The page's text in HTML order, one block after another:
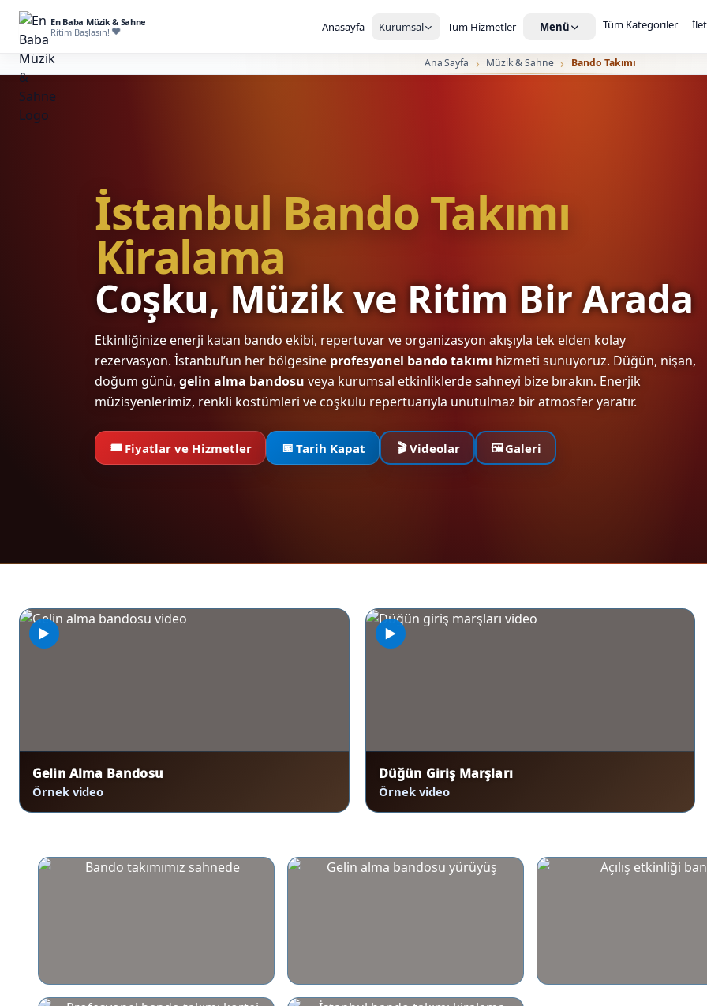
En Baba Müzik & Sahne
Ritim Başlasın!
Anasayfa Kurumsal Tüm Hizmetler Menü Tüm Kategoriler
Ana Sayfa Müzik & Sahne Bando Takımı
İstanbul Bando Takımı
Kiralama
Coşku, Müzik ve Ritim Bir Arada
Etkinliğinize enerji katan bando ekibi, repertuvar ve organizasyon akışıyla tek elden kolay
rezervasyon. İstanbul’un her bölgesine profesyonel bando takımı hizmeti sunuyoruz. Düğün, nişan,
doğum günü, gelin alma bandosu veya kurumsal etkinliklerde sahneyi bize bırakın. Enerjik
müzisyenlerimiz, renkli kostümleri ve coşkulu repertuarıyla unutulmaz bir atmosfer yaratır.
🎟️ Fiyatlar ve Hizmetler 📅 Tarih Kapat 🎬 Videolar 🖼️Galeri
▶
Gelin Alma Bandosu
Örnek video
▶
Düğün Giriş Marşları
Örnek video